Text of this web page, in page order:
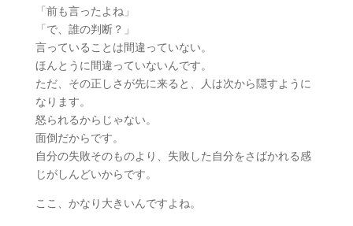
「前も言ったよね」
「で、誰の判断？」
言っていることは間違っていない。
ほんとうに間違っていないんです。
ただ、その正しさが先に来ると、人は次から隠すように
なります。
怒られるからじゃない。
面倒だからです。
自分の失敗そのものより、失敗した自分をさばかれる感
じがしんどいからです。
ここ、かなり大きいんですよね。